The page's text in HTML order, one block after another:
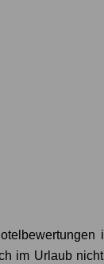
im Urlaub